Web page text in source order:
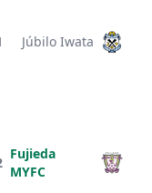
Júbilo Iwata
Fujieda
MYFC